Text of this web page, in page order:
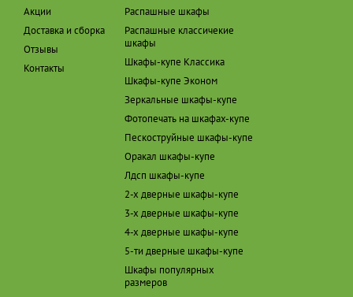
Акции
Доставка и сборка
Отзывы
Контакты
Распашные шкафы
Распашные классичекие
шкафы
Шкафы-купе Классика
Шкафы-купе Эконом
Зеркальные шкафы-купе
Фотопечать на шкафах-купе
Пескоструйные шкафы-купе
Оракал шкафы-купе
Лдсп шкафы-купе
2-х дверные шкафы-купе
3-х дверные шкафы-купе
4-х дверные шкафы-купе
5-ти дверные шкафы-купе
Шкафы популярных
размеров